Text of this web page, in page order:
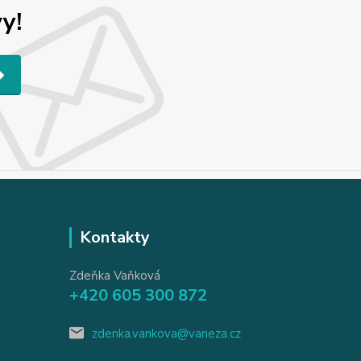
Kontakty
Zdeňka Vaňková
+420 605 300 872
zdenka.vankova@vaneza.cz